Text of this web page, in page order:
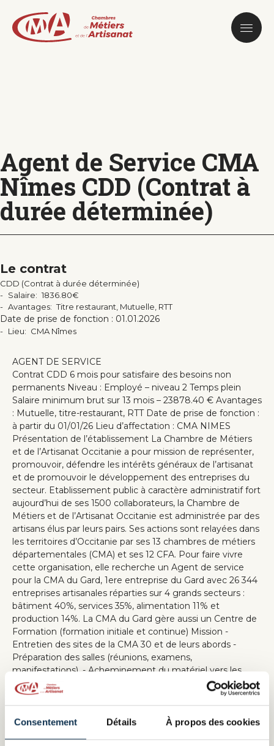
Consentement Détails À propos des cookies
contenu
principal
Agent de Service CMA
Nîmes CDD (Contrat à
durée déterminée)
Le contrat
CDD (Contrat à durée déterminée)
Salaire
1836.80€
Avantages Titre restaurant, Mutuelle, RTT
Date de prise de fonction : 01.01.2026
Lieu CMA Nîmes
AGENT DE SERVICE
Contrat CDD 6 mois pour satisfaire des besoins non
permanents Niveau : Employé – niveau 2 Temps plein
Salaire minimum brut sur 13 mois – 23878.40 € Avantages
: Mutuelle, titre-restaurant, RTT Date de prise de fonction :
à partir du 01/01/26 Lieu d’affectation : CMA NIMES
Présentation de l’établissement La Chambre de Métiers
et de l’Artisanat Occitanie a pour mission de représenter,
promouvoir, défendre les intérêts généraux de l’artisanat
et de promouvoir le développement des entreprises du
secteur. Etablissement public à caractère administratif fort
aujourd’hui de ses 1500 collaborateurs, la Chambre de
Métiers et de l’Artisanat Occitanie est administrée par des
artisans élus par leurs pairs. Ses actions sont relayées dans
les territoires d’Occitanie par ses 13 chambres de métiers
départementales (CMA) et ses 12 CFA. Pour faire vivre
cette organisation, elle recherche un Agent de service
pour la CMA du Gard, 1ere entreprise du Gard avec 26 344
entreprises artisanales réparties sur 4 grands secteurs :
bâtiment 40%, services 35%, alimentation 11% et
production 14%. La CMA du Gard gère aussi un Centre de
Formation (formation initiale et continue) Mission -
Entretien des sites de la CMA 30 et de leurs abords -
Préparation des salles (réunions, examens,
manifestations), - Acheminement du matériel vers les
sites des manifestations (forums, salons, …) - Petite
maintenance des locaux et des matériels (petites
réparations dont entre autres plomberie, électricité,
serrurerie, peinture, revisser du mobilier …) - Gestion des